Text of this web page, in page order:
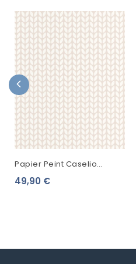
Papier Peint Caselio
Hygge Simplicity Beige
49,90 €